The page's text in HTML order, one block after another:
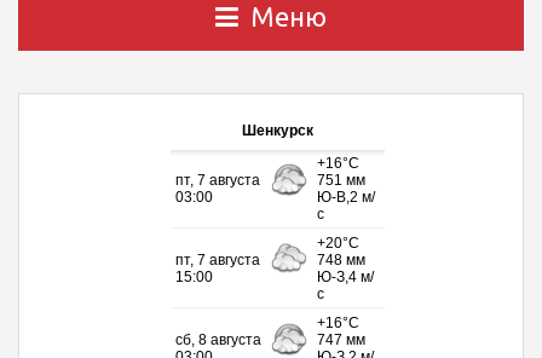
Меню
Шенкурск